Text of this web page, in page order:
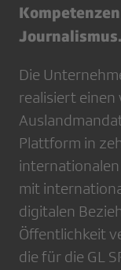
Journalismus.
Die
realisiert einen
Plattform in
mit
digitalen
Öffentlichkeit
die für die GL